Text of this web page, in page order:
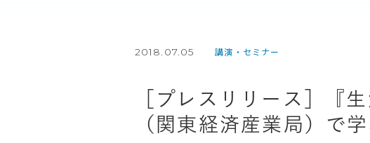
2018.07.05 講演・セミナー
［プレスリリース］『
（関東経済産業局）で